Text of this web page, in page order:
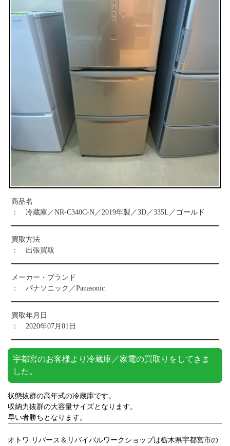
商品名
： 冷蔵庫／NR-C340C-N／2019年製／3D／335L／ゴールド
買取方法
： 出張買取
メーカー・ブランド
： パナソニック／Panasonic
買取年月日
： 2020年07月01日
宇都宮のお客様より冷蔵庫／家電の買取りをしてきま
した。
状態抜群の高年式の冷蔵庫です。
収納力抜群の大容量サイズとなります。
早い者勝ちとなります。
オトワ リバース＆リバイバルワークショップは栃木県宇都宮市の